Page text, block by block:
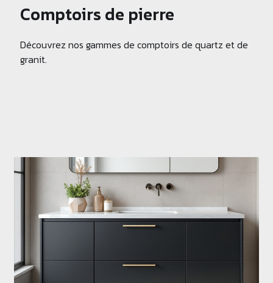
Comptoirs de pierre
Découvrez nos gammes de comptoirs de quartz et de
granit.